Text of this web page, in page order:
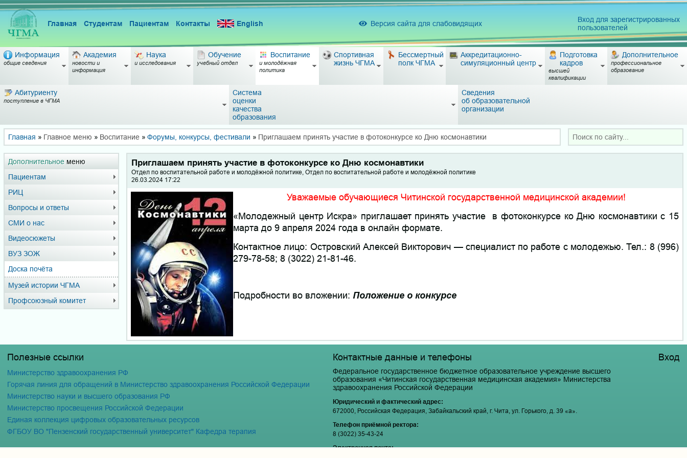
Главная Студентам Пациентам Контакты English Версия сайта для слабовидящих
Вход для зарегистрированных
пользователей
Информация
общие сведения
Академия
новости и
информация
Наука
и исследования
Обучение
учебный отдел
Воспитание
и молодёжная
политика
Спортивная
жизнь ЧГМА
Бессмертный
полк ЧГМА
Аккредитационно-
симуляционный центр
Подготовка
кадров
высшей
квалификации
Дополнительное
профессиональное
образование
Абитуриенту
поступление в ЧГМА
Система
оценки
качества
образования
Сведения
об образовательной
организации
Главная » Главное меню » Воспитание » Форумы, конкурсы, фестивали » Приглашаем принять участие в фотоконкурсе ко Дню космонавтики
Дополнительное меню
Пациентам
РИЦ
Вопросы и ответы
СМИ о нас
Видеосюжеты
ВУЗ ЗОЖ
Доска почёта
Музей истории ЧГМА
Профсоюзный комитет
Приглашаем принять участие в фотоконкурсе ко Дню космонавтики
Отдел по воспитательной работе и молодёжной политике, Отдел по воспитательной работе и молодёжной политике
26.03.2024 17:22
Уважаемые обучающиеся Читинской государственной медицинской академии!
«Молодежный центр Искра» приглашает принять участие в фотоконкурсе ко Дню космонавтики с 15
марта до 9 апреля 2024 года в онлайн формате.
Контактное лицо: Островский Алексей Викторович — специалист по работе с молодежью. Тел.: 8 (996)
279-78-58; 8 (3022) 21-81-46.
Подробности во вложении: Положение о конкурсе
Полезные ссылки
Министерство здравоохранения РФ
Горячая линия для обращений в Министерство здравоохранения Российской Федерации
Министерство науки и высшего образования РФ
Министерство просвещения Российской Федерации
Единая коллекция цифровых образовательных ресурсов
ФГБОУ ВО "Пензенский государственный университет" Кафедра терапия
Контактные данные и телефоны
Федеральное государственное бюджетное образовательное учреждение высшего
образования «Читинская государственная медицинская академия» Министерства
здравоохранения Российской Федерации
Юридический и фактический адрес:
672000, Российская Федерация, Забайкальский край, г. Чита, ул. Горького, д. 39 «а».
Телефон приёмной ректора:
8 (3022) 35-43-24
Электронная почта:
Вход